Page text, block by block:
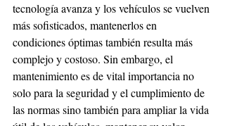
tecnología avanza y los vehículos se vuelven
más sofisticados, mantenerlos en
condiciones óptimas también resulta más
complejo y costoso. Sin embargo, el
mantenimiento es de vital importancia no
solo para la seguridad y el cumplimiento de
las normas sino también para ampliar la vida